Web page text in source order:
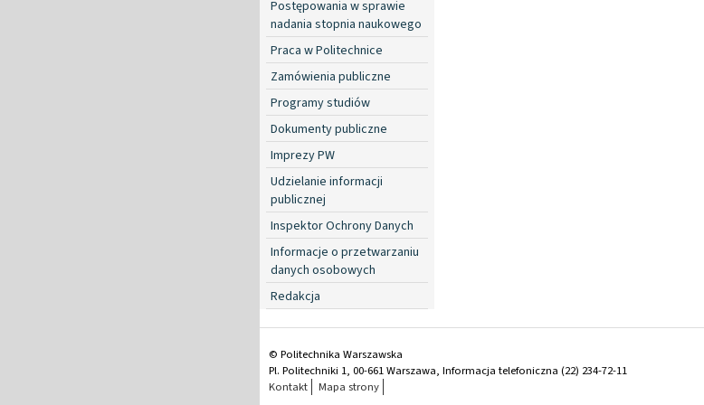
Postępowania w sprawie
nadania stopnia naukowego
Praca w Politechnice
Zamówienia publiczne
Programy studiów
Dokumenty publiczne
Imprezy PW
Udzielanie informacji
publicznej
Inspektor Ochrony Danych
Informacje o przetwarzaniu
danych osobowych
Redakcja
© Politechnika Warszawska
Pl. Politechniki 1, 00-661 Warszawa, Informacja telefoniczna (22) 234-72-11
Kontakt
Mapa strony